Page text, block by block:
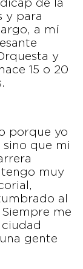
de la
y para
a mí
y
15 o 20
porque yo
sino que mi
tengo muy
al
me
gente